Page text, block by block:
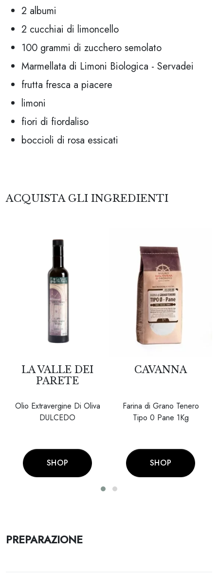
2 albumi
2 cucchiai di limoncello
100 grammi di zucchero semolato
Marmellata di Limoni Biologica - Servadei
frutta fresca a piacere
limoni
fiori di fiordaliso
boccioli di rosa essicati
ACQUISTA GLI INGREDIENTI
LA VALLE DEI
PARETE
Olio Extravergine Di Oliva
DULCEDO
SHOP
CAVANNA
Farina di Grano Tenero
Tipo 0 Pane 1Kg
SHOP
PREPARAZIONE